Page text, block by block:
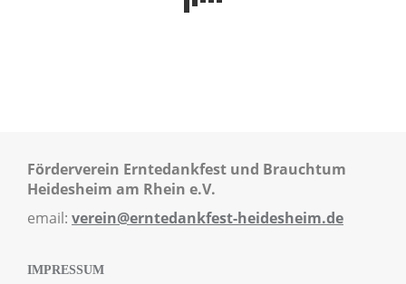
Förderverein Erntedankfest und Brauchtum
Heidesheim am Rhein e.V.
email: verein@erntedankfest-heidesheim.de
IMPRESSUM